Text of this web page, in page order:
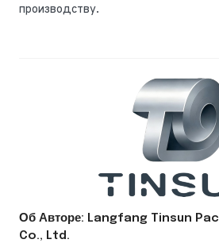
производству.
Об Авторе: Langfang Tinsun
Co., Ltd.